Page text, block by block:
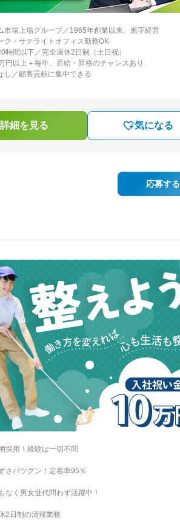
市場上場グループ／1965年創業以来、黒字経営
ク・サテライトオフィス勤務OK
時間以下／完全週休2日制（土日祝）
円以上＋毎年、昇給・昇格のチャンスあり
し／顧客貢献に集中できる
細を見る 気になる
応募する
採用！経験は一切不問
さバツグン！定着率95％
なく男女世代問わず活躍中！
2日制の清掃業務